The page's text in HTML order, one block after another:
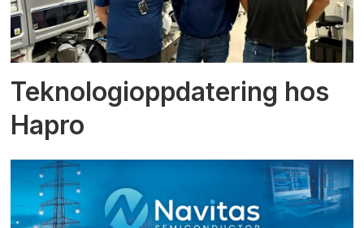
Teknologioppdatering hos
Hapro